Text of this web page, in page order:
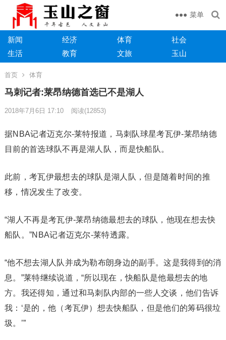
菜单
新闻 经济 体育
社会
生活
教育 文旅 玉山
首页 体育
马刺记者:莱昂纳德首选已不是湖人
2018年7月6日 17:10 阅读(12853)
据NBA记者迈克尔-莱特报道，马刺队球星考瓦伊-莱昂纳德
目前的首选球队不再是湖人队，而是快船队。
此前，考瓦伊最想去的球队是湖人队，但是随着时间的推
移，情况发生了改变。
“湖人不再是考瓦伊-莱昂纳德最想去的球队，他现在想去快
船队。”NBA记者迈克尔-莱特透露。
“他不想去湖人队并成为勒布朗身边的副手。这是我得到的消
息。”莱特继续说道，“所以现在，快船队是他最想去的地
方。我还得知，通过和马刺队内部的一些人交谈，他们告诉
我：‘是的，他（考瓦伊）想去快船队，但是他们的筹码很垃
圾。’”